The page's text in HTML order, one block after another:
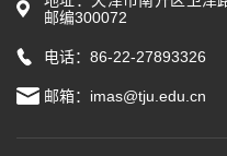
邮编300072
电话：86-22-27893326
邮箱： imas@tju.edu.cn